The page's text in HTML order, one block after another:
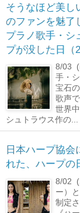
そうなほど美し
のファンを魅了
プラノ歌手・シ
プが没した日（
8/03
手・
宝石
歌声
世界
シュトラウス作の...
日本ハープ協会
れた、ハープの
8/02
ー）
制定